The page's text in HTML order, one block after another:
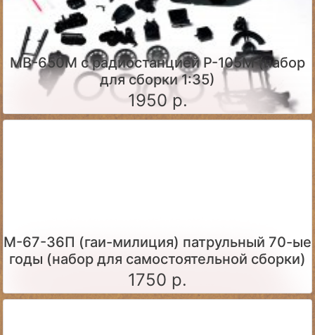
МВ-650М с радиостанцией Р-105М (набор
для сборки 1:35)
1950 р.
М-67-36П (гаи-милиция) патрульный 70-ые
годы (набор для самостоятельной сборки)
1750 р.